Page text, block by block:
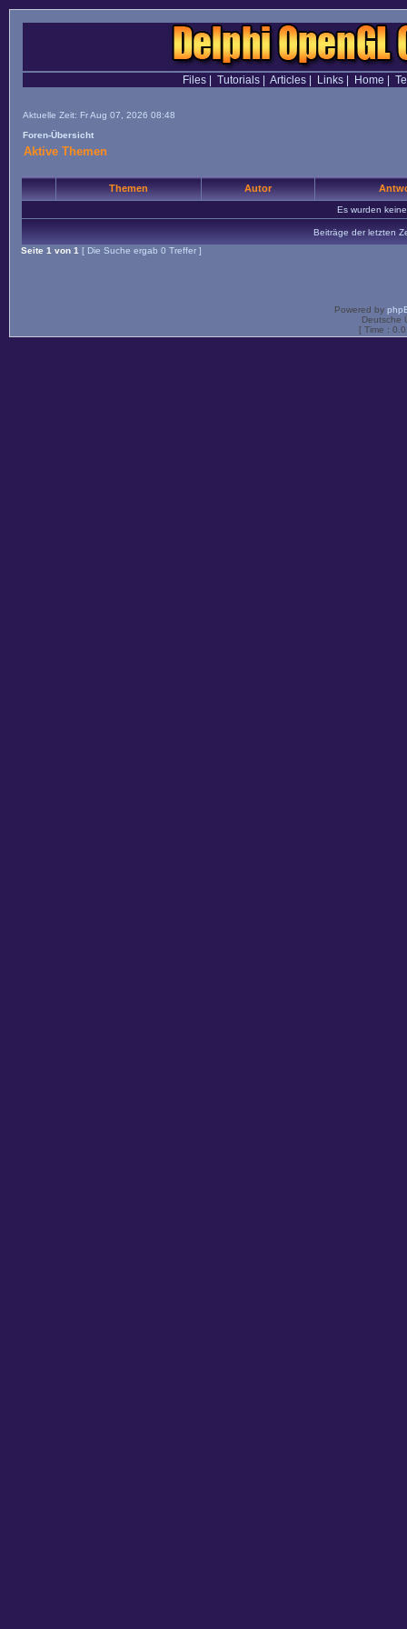
Files| Tutorials| Articles| Links| Home
Aktuelle Zeit: Fr Aug 07, 2026 08:48
Foren-Übersicht
Aktive Themen
Themen Autor
Es wurden
Beiträge der letzten
Seite 1 von 1 [ Die Suche ergab 0 Treffer ]
Powered by
Deutsche
[ Time :